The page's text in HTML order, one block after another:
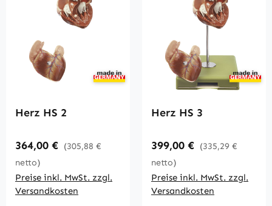
Herz HS 2
Regulärer Preis:
364,00 € (305,88 €
netto)
Preise inkl. MwSt. zzgl.
Versandkosten
Herz HS 3
Regulärer Preis:
399,00 € (335,29 €
netto)
Preise inkl. MwSt. zzgl.
Versandkosten